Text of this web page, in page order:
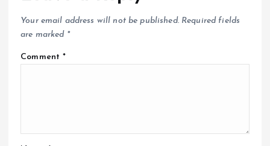
Your email address will not be published. Required fields
are marked *
Comment*